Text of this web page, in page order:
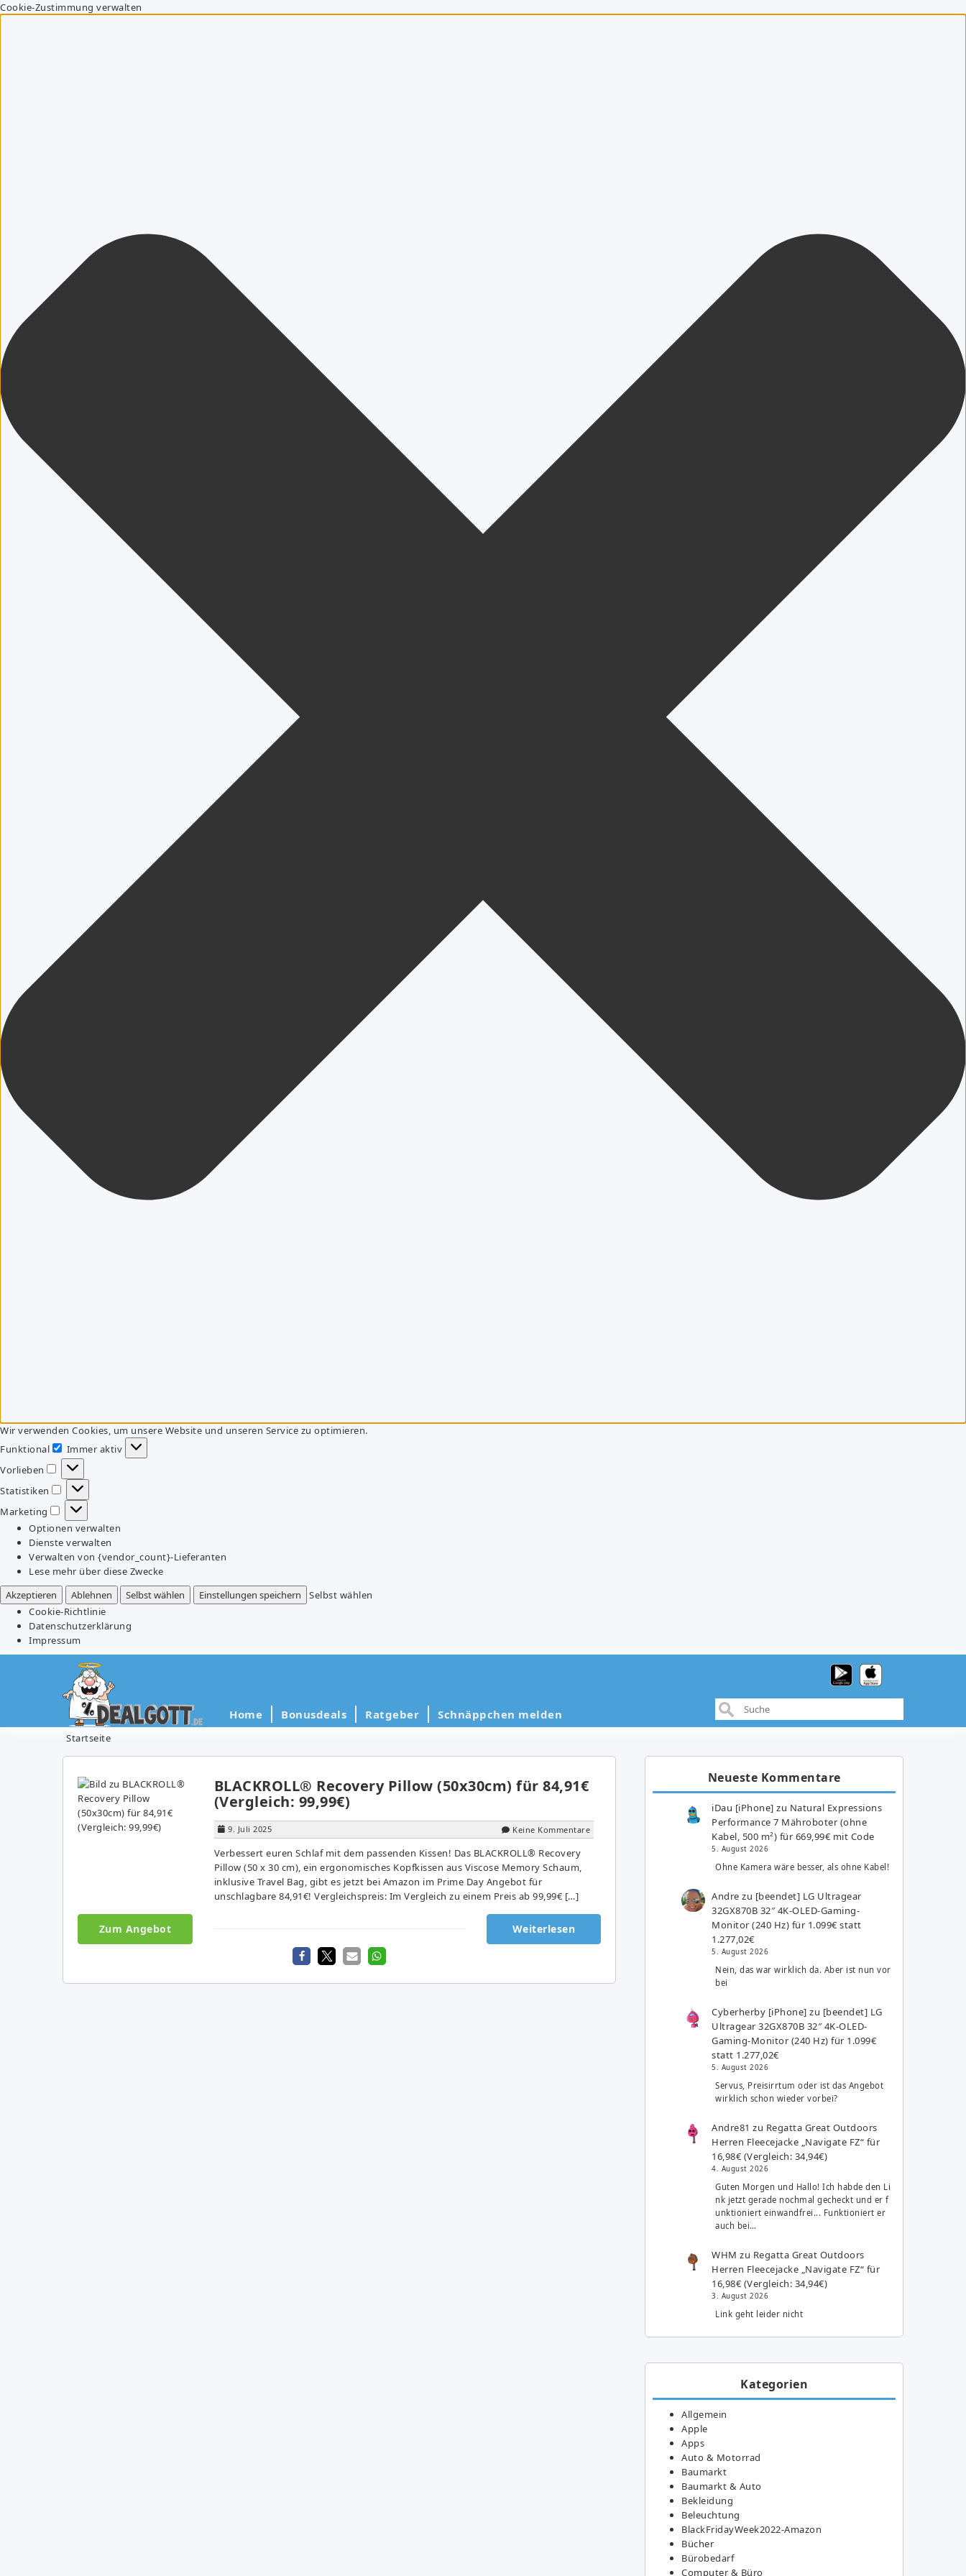
Cookie-Zustimmung verwalten
Wir verwenden Cookies, um unsere Website und unseren Service zu optimieren.
Funktional
Funktional
Immer aktiv
Vorlieben
Vorlieben
Statistiken
Statistiken
Marketing
Marketing
Optionen verwalten
Dienste verwalten
Verwalten von {vendor_count}-Lieferanten
Lese mehr über diese Zwecke
Akzeptieren
Ablehnen Selbst wählen Einstellungen speichern
Selbst wählen
Cookie-Richtlinie
Datenschutzerklärung
Impressum
Home Bonusdeals Ratgeber Schnäppchen melden
Startseite
BLACKROLL® Recovery Pillow (50x30cm) für 84,91€
(Vergleich: 99,99€)
9. Juli 2025 Keine Kommentare
Verbessert euren Schlaf mit dem passenden Kissen! Das BLACKROLL® Recovery
Pillow (50 x 30 cm), ein ergonomisches Kopfkissen aus Viscose Memory Schaum,
inklusive Travel Bag, gibt es jetzt bei Amazon im Prime Day Angebot für
unschlagbare 84,91€! Vergleichspreis: Im Vergleich zu einem Preis ab 99,99€ […]
Zum Angebot Weiterlesen
Neueste Kommentare
iDau [iPhone] zu Natural Expressions
Performance 7 Mähroboter (ohne
Kabel, 500 m²) für 669,99€ mit Code
5. August 2026
Ohne Kamera wäre besser, als ohne Kabel!
Andre zu [beendet] LG Ultragear
32GX870B 32″ 4K-OLED-Gaming-
Monitor (240 Hz) für 1.099€ statt
1.277,02€
5. August 2026
Nein, das war wirklich da. Aber ist nun vor
bei
Cyberherby [iPhone] zu [beendet] LG
Ultragear 32GX870B 32″ 4K-OLED-
Gaming-Monitor (240 Hz) für 1.099€
statt 1.277,02€
5. August 2026
Servus, Preisirrtum oder ist das Angebot
wirklich schon wieder vorbei?
Andre81 zu Regatta Great Outdoors
Herren Fleecejacke „Navigate FZ“ für
16,98€ (Vergleich: 34,94€)
4. August 2026
Guten Morgen und Hallo! Ich habde den Li
nk jetzt gerade nochmal gecheckt und er f
unktioniert einwandfrei... Funktioniert er
auch bei…
WHM zu Regatta Great Outdoors
Herren Fleecejacke „Navigate FZ“ für
16,98€ (Vergleich: 34,94€)
3. August 2026
Link geht leider nicht
Kategorien
Allgemein
Apple
Apps
Auto & Motorrad
Baumarkt
Baumarkt & Auto
Bekleidung
Beleuchtung
BlackFridayWeek2022-Amazon
Bücher
Bürobedarf
Computer & Büro